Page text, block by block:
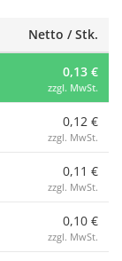
Netto / Stk.
0,13 €
zzgl. MwSt.
0,12 €
zzgl. MwSt.
0,11 €
zzgl. MwSt.
0,10 €
zzgl. MwSt.